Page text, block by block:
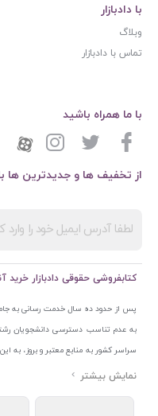
با دادبازار
وبلاگ
تماس با دادبازار
از تخفیف ها و جدیدترین ها
با ما همراه باشید
کتابفروشی حقوقی دادبازار خرید
پس از حدود ده سال خدمت رسانی به
به عدم تناسب دسترسی دانشجویان
سراسر کشور به منابع معتبر و بروز، به
ای اختبار خدمتی جدید به جامعه حقوقی